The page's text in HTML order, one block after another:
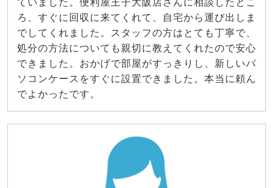
ていました。便利屋王子大阪店さんに相談したとこ
ろ、すぐに回収に来てくれて、自宅から運び出しま
でしてくれました。スタッフの方はとても丁寧で、
処分の方法についても親切に教えてくれたので安心
できました。おかげで部屋がすっきりし、新しいパ
ソコンケースをすぐに設置できました。本当に頼ん
でよかったです。